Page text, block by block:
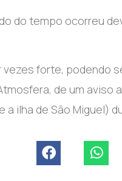
do tempo ocorreu
vezes forte, podendo
de um
a ilha de São Miguel)